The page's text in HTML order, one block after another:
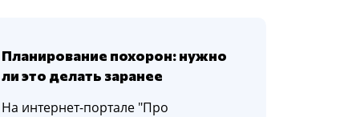
Планирование похорон: нужно
ли это делать заранее
На интернет-портале "Про